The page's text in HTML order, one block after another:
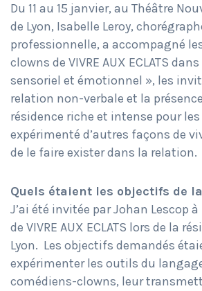
Du 11 au 15 janvier, au Théâtre
de Lyon, Isabelle Leroy,
professionnelle, a accompagné
clowns de VIVRE AUX ECLATS
sensoriel et émotionnel », les
relation non-verbale et la
résidence riche et intense pour
expérimenté d’autres façons de
de le faire exister dans la relation.
Quels étaient les objectifs de
J’ai été invitée par Johan Lescop
de VIVRE AUX ECLATS lors de la
Lyon. Les objectifs demandés
expérimenter les outils du
comédiens-clowns, leur